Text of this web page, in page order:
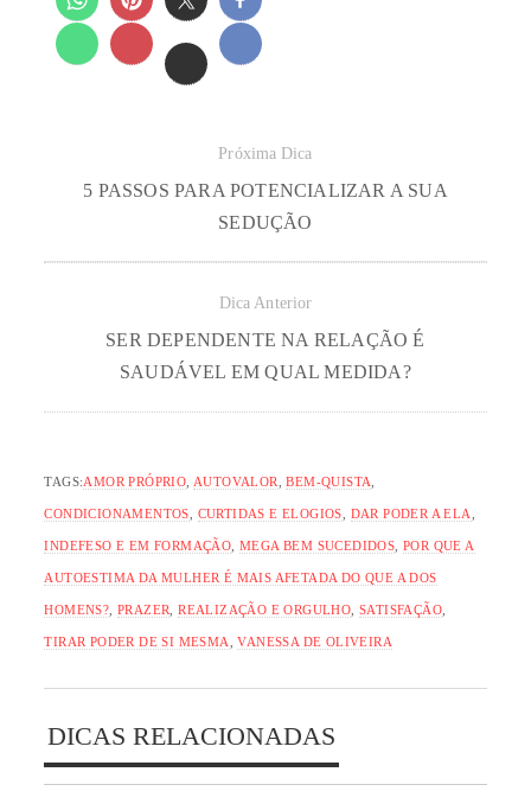
Próxima Dica
5 PASSOS PARA POTENCIALIZAR A SUA
SEDUÇÃO
Dica Anterior
SER DEPENDENTE NA RELAÇÃO É
SAUDÁVEL EM QUAL MEDIDA?
TAGS:AMOR PRÓPRIO AUTOVALOR ,BEM-QUISTA
CONDICIONAMENTOS CURTIDAS E ELOGIOS DAR PODER A ELA
INDEFESO E EM FORMAÇÃO ,MEGA BEM SUCEDIDOS ,POR QUE A
AUTOESTIMA DA MULHER É MAIS AFETADA DO QUE A DOS
HOMENS? ,PRAZER ,REALIZAÇÃO E ORGULHO ,SATISFAÇÃO
TIRAR PODER DE SI MESMA ,VANESSA DE OLIVEIRA
DICAS RELACIONADAS